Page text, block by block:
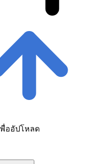
ออัปโหลด